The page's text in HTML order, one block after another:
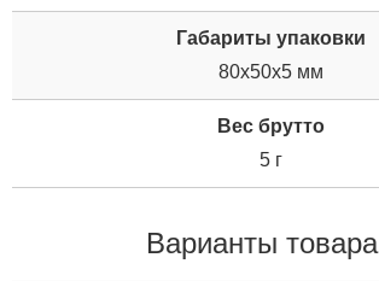
Габариты упаковки
80x50x5 мм
Вес брутто
5 г
Варианты товара